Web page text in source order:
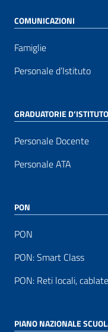
COMUNICAZIONI
Famiglie
Personale d’Istituto
GRADUATORIE
Personale Docente
Personale ATA
PON
PON
PON: Smart Class
PON: Reti locali,
PIANO NAZIONALE